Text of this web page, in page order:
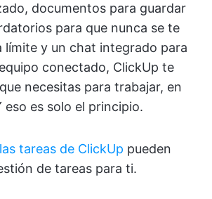
documentos para guardar
para que nunca se te
límite y un chat integrado para
conectado, ClickUp te
necesitas para trabajar, en
eso es solo el principio.
las tareas de ClickUp pueden
de tareas para ti.